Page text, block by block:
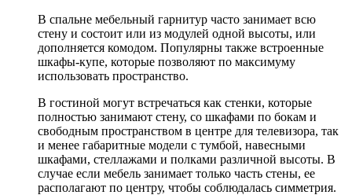
В спальне мебельный гарнитур часто занимает всю
стену и состоит или из модулей одной высоты, или
дополняется комодом. Популярны также встроенные
шкафы-купе, которые позволяют по максимуму
использовать пространство.
В гостиной могут встречаться как стенки, которые
полностью занимают стену, со шкафами по бокам и
свободным пространством в центре для телевизора, так
и менее габаритные модели с тумбой, навесными
шкафами, стеллажами и полками различной высоты. В
случае если мебель занимает только часть стены, ее
располагают по центру, чтобы соблюдалась симметрия.